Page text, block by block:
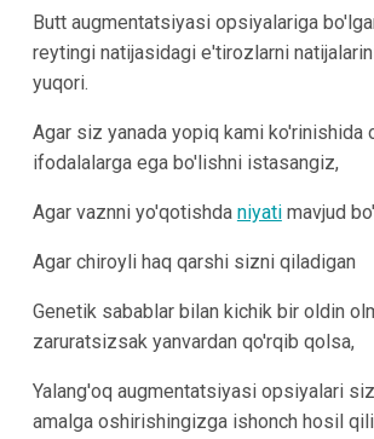
Butt augmentatsiyasi opsiyalariga
reytingi natijasidagi e'tirozlarni
yuqori.
Agar siz yanada yopiq kami ko'rinishida
ifodalalarga ega bo'lishni istasangiz,
Agar vaznni yo'qotishda niyatimavjud
Agar chiroyli haq qarshi sizni qiladigan
Genetik sabablar bilan kichik bir oldin
zaruratsizsak yanvardan qo'rqib qolsa,
Yalang'oq augmentatsiyasi opsiyalari
amalga oshirishingizga ishonch hosil